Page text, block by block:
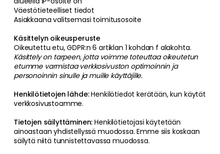
Väestötieteelliset tiedot
Asiakkaana valitsemasi toimitusosoite
Käsittelyn oikeusperuste
Oikeutettu etu, GDPR:n 6 artiklan 1 kohdan f alakohta.
Käsittely on tarpeen, jotta voimme toteuttaa oikeutetun
etumme varmistaa verkkosivuston optimoinnin ja
personoinnin sinulle ja muille käyttäjille.
Henkilötietojen lähde:Henkilötiedot kerätään, kun käytät
verkkosivustoamme.
Tietojen säilyttäminen: Henkilötietojasi käytetään
ainoastaan yhdistellyssä muodossa. Emme siis koskaan
säilytä niitä tunnistettavassa muodossa.